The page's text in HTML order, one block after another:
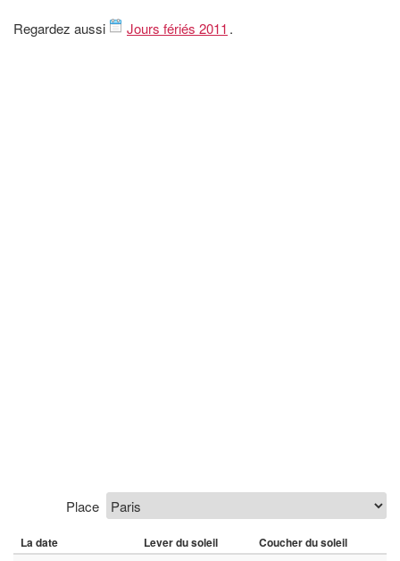
Regardez aussi Jours fériés 2011 .
Place
La date Lever du soleil Coucher du soleil